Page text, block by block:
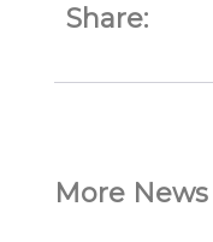
Share:
More News